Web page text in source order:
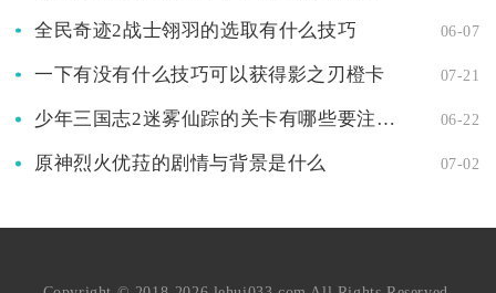
全民奇迹2战士翎羽的选取有什么技巧 06-07
一下有没有什么技巧可以获得影之刃橙卡 07-21
少年三国志2迷雾仙踪的关卡有哪些要注意的地方 06-22
原神烈火优菈的剧情与背景是什么 07-02